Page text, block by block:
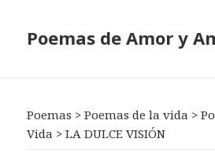
Poemas de Amor y
Poemas >Poemas de la vida >
Vida >LA DULCE VISIÓN